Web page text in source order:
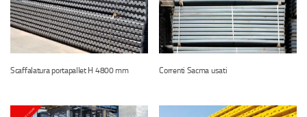
Scaffalatura portapallet H 4800 mm Correnti Sacma usati